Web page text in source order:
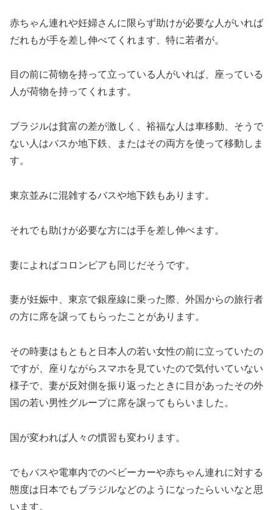
赤ちゃん連れや妊婦さんに限らず助けが必要な人がいれば
だれもが手を差し伸べてくれます、特に若者が。
目の前に荷物を持って立っている人がいれば、座っている
人が荷物を持ってくれます。
ブラジルは貧富の差が激しく、裕福な人は車移動、そうで
ない人はバスか地下鉄、またはその両方を使って移動しま
す。
東京並みに混雑するバスや地下鉄もあります。
それでも助けが必要な方には手を差し伸べます。
妻によればコロンビアも同じだそうです。
妻が妊娠中、東京で銀座線に乗った際、外国からの旅行者
の方に席を譲ってもらったことがあります。
その時妻はもともと日本人の若い女性の前に立っていたの
ですが、座りながらスマホを見ていたので気付いていない
様子で、妻が反対側を振り返ったときに目があったその外
国の若い男性グループに席を譲ってもらいました。
国が変われば人々の慣習も変わります。
でもバスや電車内でのベビーカーや赤ちゃん連れに対する
態度は日本でもブラジルなどのようになったらいいなと思
います。